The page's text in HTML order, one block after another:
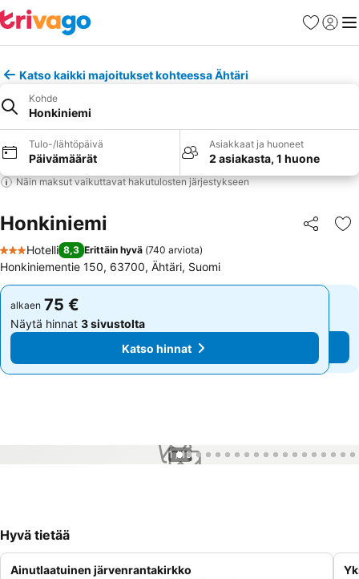
Suosikit
Katso kaikki majoitukset kohteessa Ähtäri
Kohde
Honkiniemi
Tulo-/lähtöpäivä
Päivämäärät
Asiakkaat ja huoneet
2 asiakasta, 1 huone
Näin maksut vaikuttavat hakutulosten järjestykseen
Honkiniemi Jaa
3 Tähtiluokitus
Hotelli 8,3 Erittäin hyvä (740 arviota)
Honkiniementie 150, 63700, Ähtäri, Suomi
alkaen 75 €
Näytä hinnat 3 sivustolta
Katso hinnat
alkaen 75 €
Näytä hinnat 3 sivustolta
Katso hinnat
1 / 19
Hyvä tietää
Ainutlaatuinen järvenrantakirkko